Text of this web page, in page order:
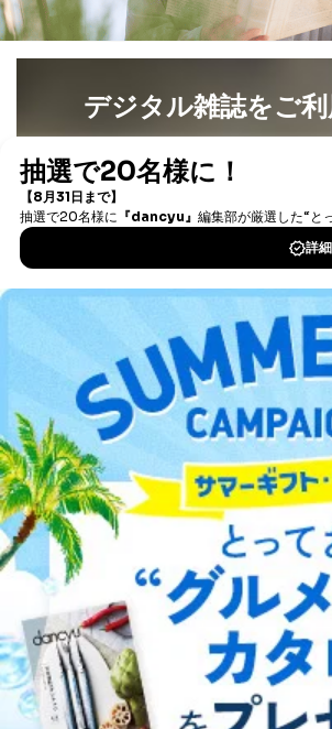
SNS公式アカウン
の個人情報
当社のサービス利
よびその分析のた
質向上のため
その他当社のプラ
ー等にて公表する
ため
※上記の利用目的のうちNo.1～5について
ータ（開示対象個人情報）の利用目的で
開示等のご請求に対応させていただきま
なお、6、7については、パートナー（提
各SNS運営会社様にご請求いただきます
ます。
３．個人情報の第三者提供について
当社は、取得した個人情報を適切に管理
本人の同意を得ることなく第三者に提供
ません。ただし、次の場合は除きます。
法令に基づく場合
人の生命､身体または財産の保護のた
場合であって、本人の同意を得ること
き。
公衆衛生の向上または児童の健全な
に特に必要がある場合であって、本
とが困難である場合。
国の機関もしくは地方公共団体また
た者が法令の定める事務を遂行するこ
する必要がある場合であって、本人の
により当該事務の遂行に支障を及ぼす
き。
上記２．の利用目的を実施するために
だ企業に、業務の一部として個人情報
デジタル雑誌をご
書籍）が無料で読み放題
DOWNLOAD FOR IOS
DOWNLOAD FOR
ご利用方法はこちら
総合案内
アフィリエイト
プレスリリース
利用規約プライバシーポリシー 特定商取引法に基づく表
投資家の皆様へサイトマップ